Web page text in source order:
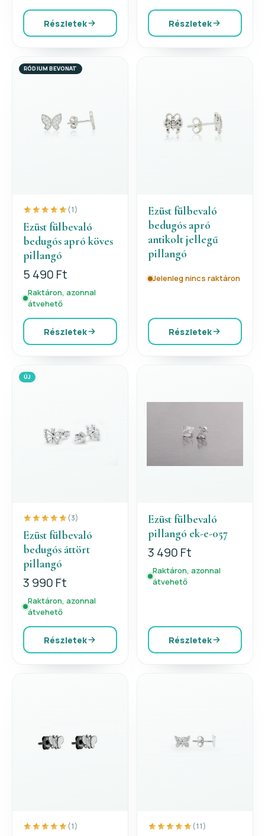
Részletek Részletek
RÓDIUM BEVONAT
(1)
Ezüst fülbevaló
bedugós apró köves
pillangó
5 490 Ft
Raktáron, azonnal
átvehető
Részletek
Ezüst fülbevaló
bedugós apró
antikolt jellegű
pillangó
Jelenleg nincs raktáron
Részletek
ÚJ
(3)
Ezüst fülbevaló
bedugós áttört
pillangó
3 990 Ft
Raktáron, azonnal
átvehető
Részletek
Ezüst fülbevaló
pillangó ek-e-057
3 490 Ft
Raktáron, azonnal
átvehető
Részletek
(1) (11)